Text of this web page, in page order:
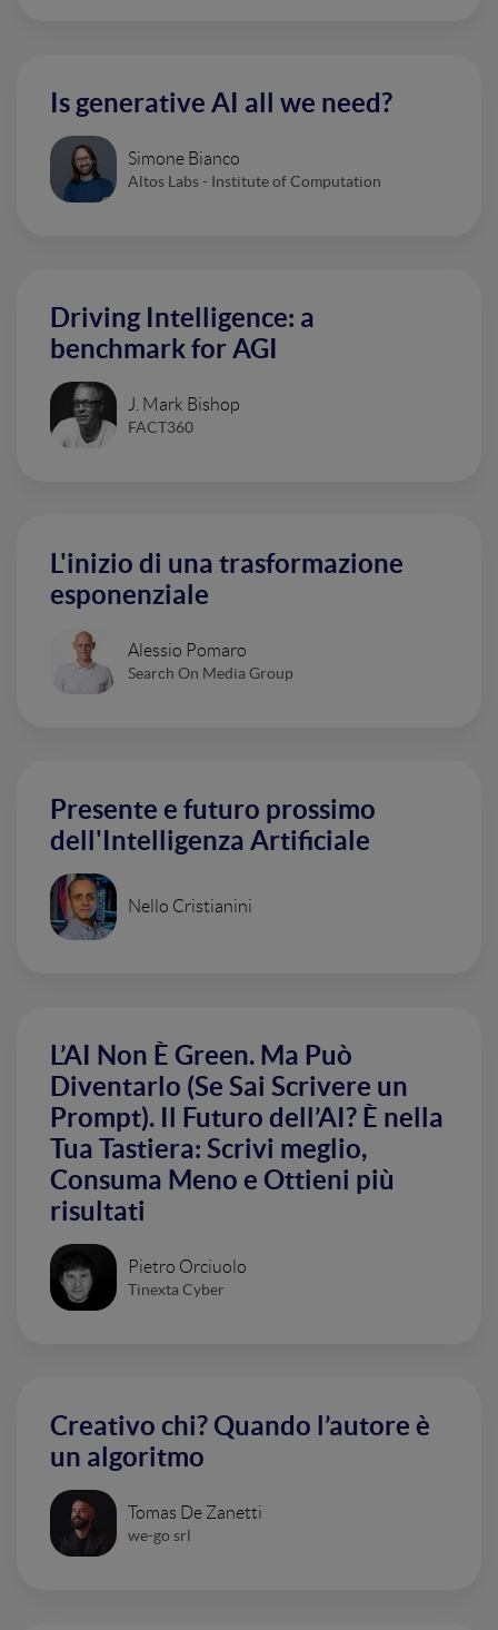
Is generative AI all we need?
Simone Bianco
Altos Labs - Institute of Computation
Driving Intelligence: a
benchmark for AGI
J. Mark Bishop
FACT360
L'inizio di una trasformazione
esponenziale
Alessio Pomaro
Search On Media Group
Presente e futuro prossimo
dell'Intelligenza Artificiale
Nello Cristianini
L’AI Non È Green. Ma Può
Diventarlo (Se Sai Scrivere un
Prompt). Il Futuro dell’AI? È nella
Tua Tastiera: Scrivi meglio,
Consuma Meno e Ottieni più
risultati
Pietro Orciuolo
Tinexta Cyber
Creativo chi? Quando l’autore è
un algoritmo
Tomas De Zanetti
we-go srl